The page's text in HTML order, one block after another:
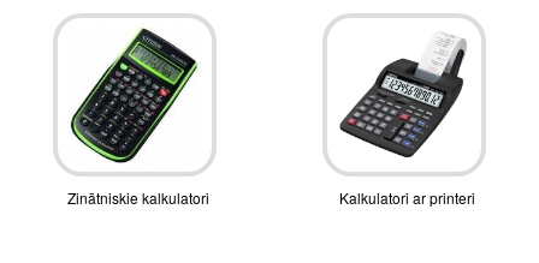
Zinātniskie kalkulatori Kalkulatori ar printeri